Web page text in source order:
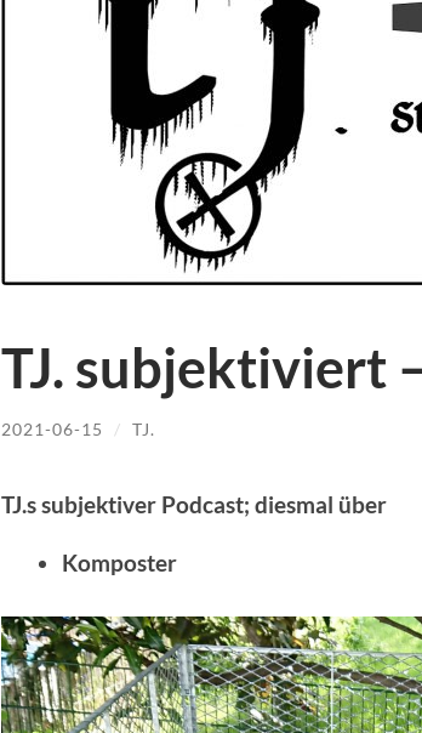
TJ. subjektiviert
2021-06-15 / TJ.
TJ.s subjektiver Podcast; diesmal über
Komposter